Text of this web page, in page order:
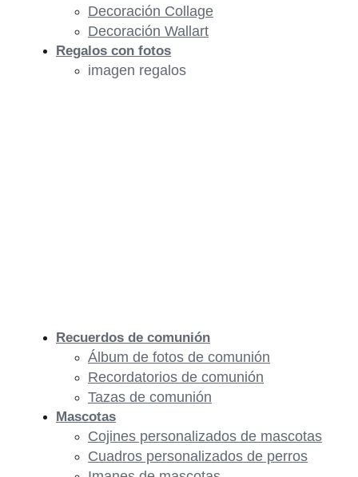
Decoración Collage
Decoración Wallart
Regalos con fotos
imagen regalos
Recuerdos de comunión
Álbum de fotos de comunión
Recordatorios de comunión
Tazas de comunión
Mascotas
Cojines personalizados de mascotas
Cuadros personalizados de perros